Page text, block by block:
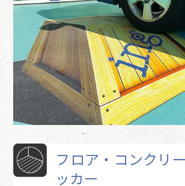
ABOUT US
お問い合わせ
自動見積り
マイページ
特定商取引法
プライバシーポリ
048-
フロア・コンクリ
ッカー